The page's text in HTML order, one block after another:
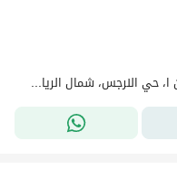
شارع الأمين المهندس عبدالله بن عبدالرحمن ا، حي النرجس، شمال الرياض، الرياض